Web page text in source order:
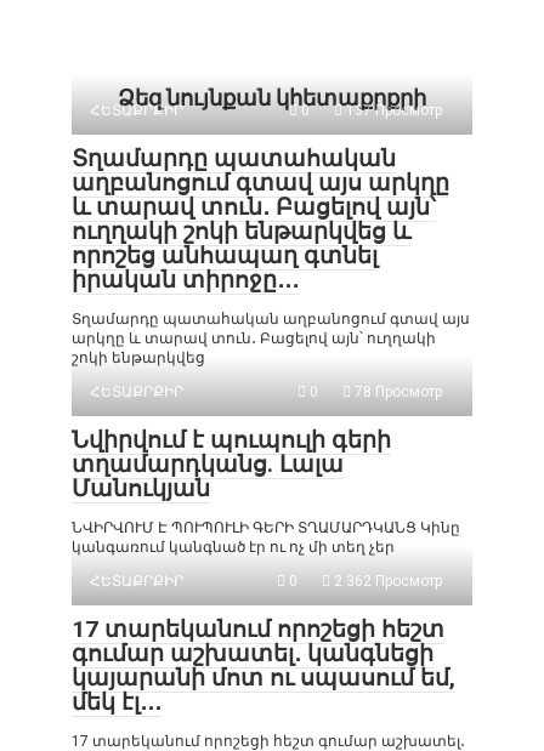
Ձեզ նույնքան կհետաքրքրի
ՀԵՏԱՔՐՔԻՐ 0 137 Просмотр
Տղամարդը պատահական
աղբանոցում գտավ այս արկղը
և տարավ տուն․ Բացելով այն՝
ուղղակի շոկի ենթարկվեց և
որոշեց անհապաղ գտնել
իրական տիրոջը․․․
Տղամարդը պատահական աղբանոցում գտավ այս
արկղը և տարավ տուն․ Բացելով այն՝ ուղղակի
շոկի ենթարկվեց
ՀԵՏԱՔՐՔԻՐ
0 78 Просмотр
Նվիրվում է պուպուլի գերի
տղամարդկանց. Լալա
Մանուկյան
ՆՎԻՐՎՈՒՄ Է ՊՈՒՊՈՒԼԻ ԳԵՐԻ ՏՂԱՄԱՐԴԿԱՆՑ Կինը
կանգառում կանգնած էր ու ոչ մի տեղ չեր
ՀԵՏԱՔՐՔԻՐ
0 2 362 Просмотр
17 տարեկանում որոշեցի հեշտ
գումար աշխատել․ կանգնեցի
կայարանի մոտ ու սպասում եմ,
մեկ էլ․․․
17 տարեկանում որոշեցի հեշտ գումար աշխատել․